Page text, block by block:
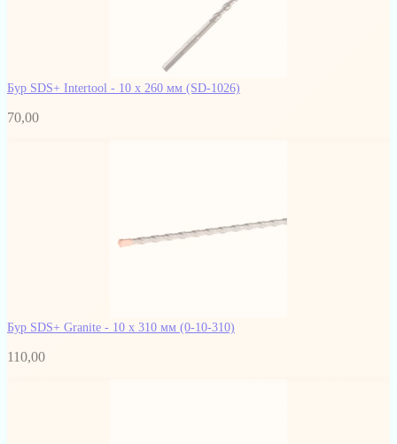
Бур SDS+ Intertool - 10 х 260 мм (SD-1026)
70,00
Бур SDS+ Granite - 10 х 310 мм (0-10-310)
110,00